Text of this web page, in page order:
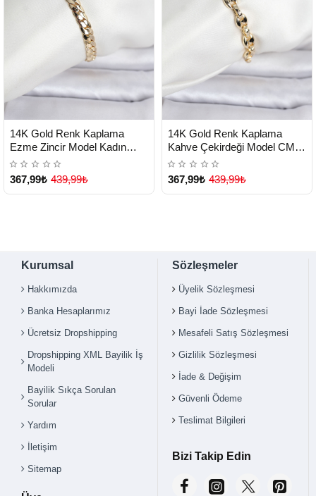
TESLİMAT
14K Gold Renk Kaplama
Ezme Zincir Model Kadın
Bileklik - Lisinya
367,99₺ 439,99₺
TESLİMAT
14K Gold Renk Kaplama
Kahve Çekirdeği Model CM
Kadın Bileklik - Lisinya
367,99₺ 439,99₺
Kurumsal
Hakkımızda
Banka Hesaplarımız
Ücretsiz Dropshipping
Dropshipping XML Bayilik İş
Modeli
Bayilik Sıkça Sorulan
Sorular
Yardım
İletişim
Sitemap
Sözleşmeler
Üyelik Sözleşmesi
Bayi İade Sözleşmesi
Mesafeli Satış Sözleşmesi
Gizlilik Sözleşmesi
İade & Değişim
Güvenli Ödeme
Teslimat Bilgileri
Bizi Takip Edin